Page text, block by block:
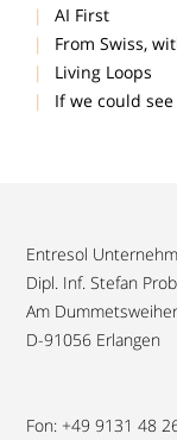
AI First
From Swiss,
Living Loops
If we could
Entresol
Dipl. Inf. Stefan
Am
D-91056 Erlangen
Fon: +49 9131 48